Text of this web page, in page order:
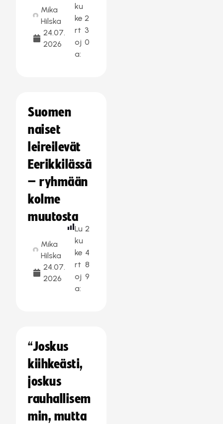
Mika
Hilska
24.07.
2026
ku
ke
rt
oj
a:
2
3
0
Suomen
naiset
leireilevät
Eerikkilässä
– ryhmään
kolme
muutosta
Mika
Hilska
24.07.
2026
Lu
ku
ke
rt
oj
a:
2
4
8
9
“Joskus
kiihkeästi,
joskus
rauhallisem
min, mutta